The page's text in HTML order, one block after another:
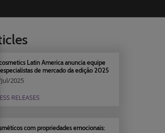
cosmetics Latin America anuncia equipe
especialistas de mercado da edição 2025
Jul/2025
RELEASES
com propriedades emocionais: